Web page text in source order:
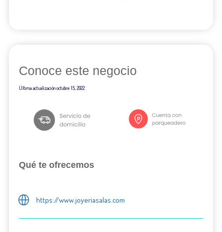
Conoce este negocio
Última actualizaciónoctubre 15, 2022
Qué te ofrecemos
https://www.joyeriasalas.com